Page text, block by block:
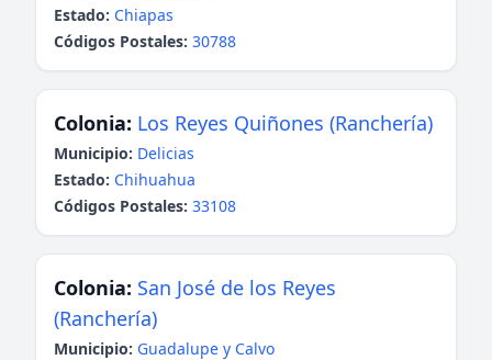
Estado: Chiapas
Códigos Postales: 30788
Colonia: Los Reyes Quiñones (Ranchería)
Municipio: Delicias
Estado: Chihuahua
Códigos Postales: 33108
Colonia: San José de los Reyes
(Ranchería)
Municipio: Guadalupe y Calvo